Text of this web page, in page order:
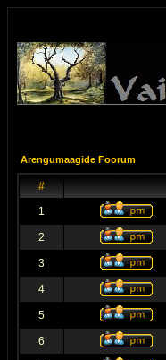
Arengumaagide Foorum
#
1
2
3
4
5
6